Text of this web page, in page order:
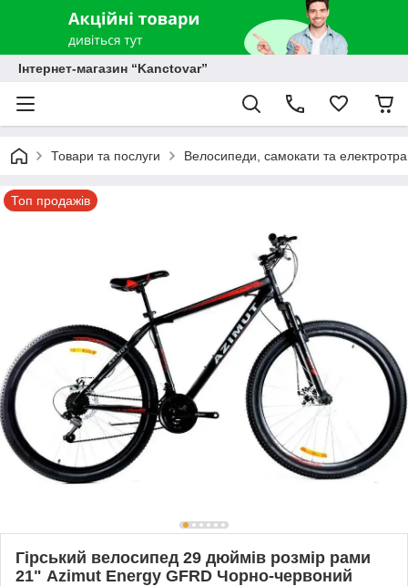
Інтернет-магазин “Kanctovar”
Товари та послуги Велосипеди, самокати та
Топ продажів
Гірський велосипед 29 дюймів розмір рами
21" Azimut Energy GFRD Чорно-червоний